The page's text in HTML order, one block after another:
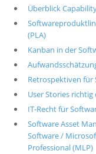
Überblick
(PLA)
Kanban in der
Retrospektiven
User Stories richtig
IT-Recht für
Software Asset
Software /
Professional (MLP)